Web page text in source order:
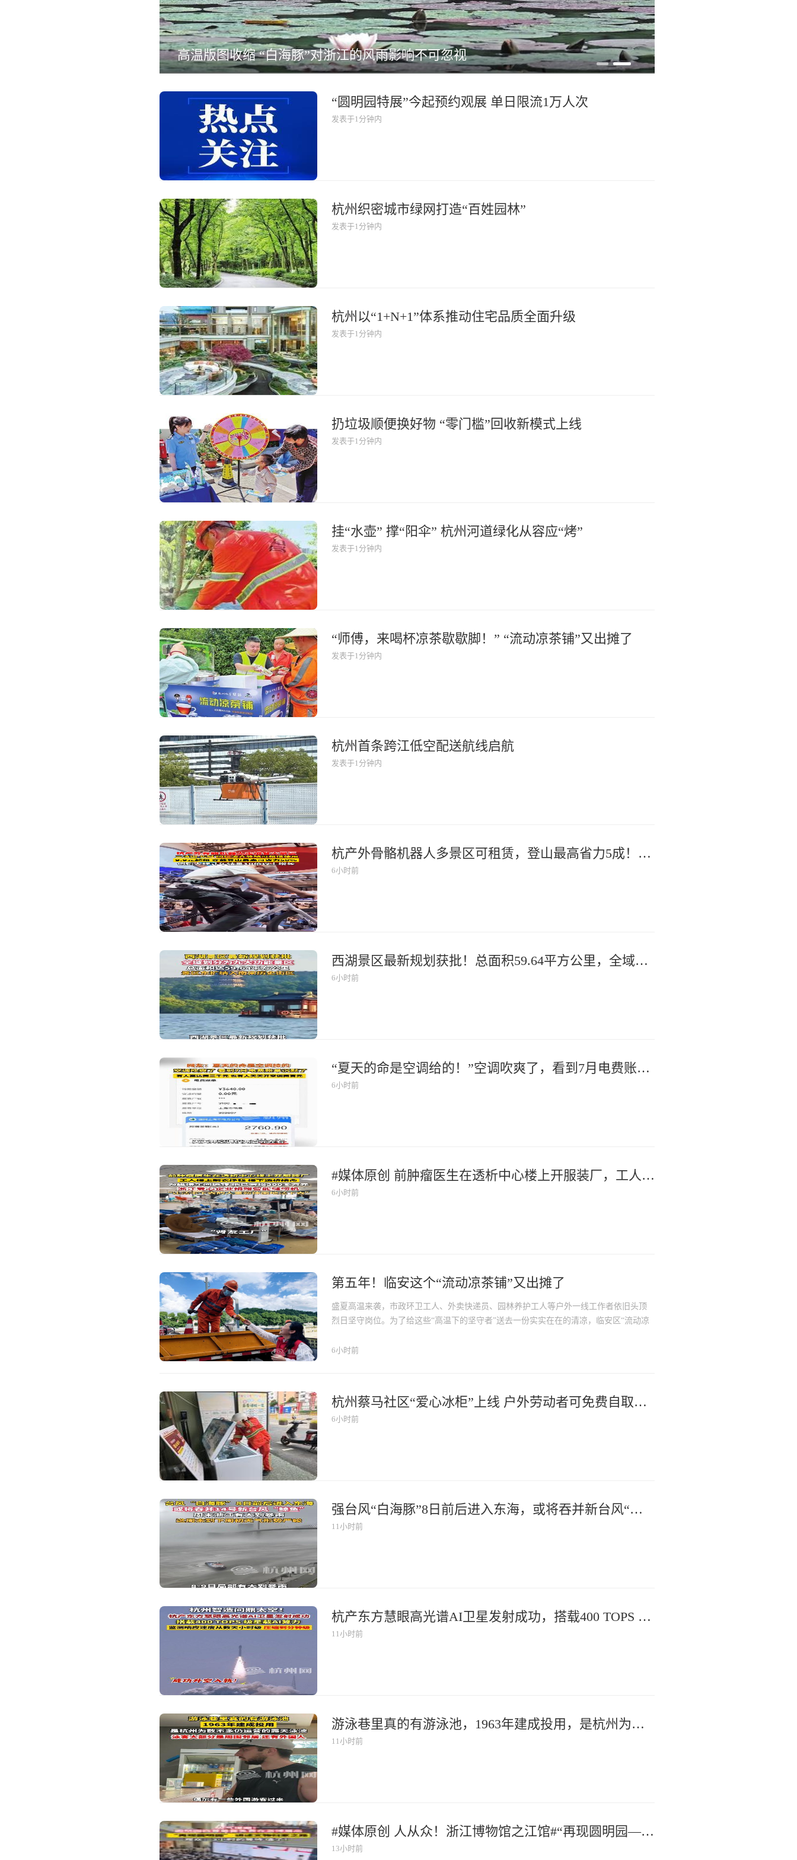
高温版图收缩 “白海豚”对浙江的风雨影响不可忽视
“圆明园特展”今起预约观展 单日限流1万人次
发表于1分钟内
杭州织密城市绿网打造“百姓园林”
发表于1分钟内
杭州以“1+N+1”体系推动住宅品质全面升级
发表于1分钟内
扔垃圾顺便换好物 “零门槛”回收新模式上线
发表于1分钟内
挂“水壶” 撑“阳伞” 杭州河道绿化从容应“烤”
发表于1分钟内
“师傅，来喝杯凉茶歇歇脚！” “流动凉茶铺”又出摊了
发表于1分钟内
杭州首条跨江低空配送航线启航
发表于1分钟内
杭产外骨骼机器人多景区可租赁，登山最高省力5成！创始人预计年销量10倍增长
6小时前
西湖景区最新规划获批！总面积59.64平方公里，全域划为环湖、北山等九大景区。景区东扩，河坊街、南宋御街、太庙遗址等正式纳入！
6小时前
“夏天的命是空调给的！”空调吹爽了，看到7月电费账单沉默了。快来晒晒你家是多少。
6小时前
#媒体原创 前肿瘤医生在透析中心楼上开服装厂，工人楼上制衣挣钱、楼下透析续命，浙江#爱心企业 捐赠智能缝纫机#缝纫机 #善意
6小时前
第五年！临安这个“流动凉茶铺”又出摊了
盛夏高温来袭，市政环卫工人、外卖快递员、园林养护工人等户外一线工作者依旧头顶
烈日坚守岗位。为了给这些“高温下的坚守者”送去一份实实在在的清凉，临安区“流动凉
爱心凉茶固定点位，包括唐宁郡驿站、大塘路驿站、武肃街驿站、青山湖街道寺前路8号
6小时前
杭州蔡马社区“爱心冰柜”上线 户外劳动者可免费自取冰镇矿泉水
6小时前
强台风“白海豚”8日前后进入东海，或将吞并新台风“鲸鱼”。本周末浙江有大到暴雨，沿海风力明显增大。
11小时前
杭产东方慧眼高光谱AI卫星发射成功，搭载400 TOPS 级星载AI算力，监测响应速度从数天/小时级压缩到分钟级。为杭州智造点赞！
11小时前
游泳巷里真的有游泳池，1963年建成投用，是杭州为数不多仍运营的露天泳池，泳客大部分是周围邻居，还有外国人。
11小时前
#媒体原创 人从众！浙江博物馆之江馆#“再现圆明园——国宝百年归藏特展” 人气爆棚，现场排队时间将近3小时。包括#圆明园四尊兽首 在内的多组珍贵文物免费展出
13小时前